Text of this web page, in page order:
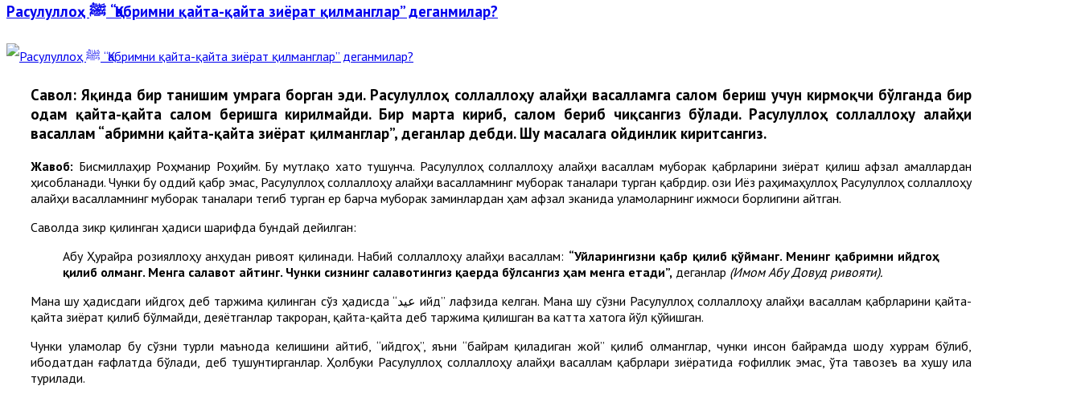
Расулуллоҳ ﷺ “Қабримни қайта-қайта зиёрат қилманглар” деганмилар?
Cавол: Яқинда бир танишим умрага борган эди. Расулуллоҳ соллаллоҳу алайҳи васалламга салом бериш учун кирмоқчи бўлганда бир
одам қайта-қайта салом беришга кирилмайди. Бир марта кириб, салом бериб чиқсангиз бўлади. Расулуллоҳ соллаллоҳу алайҳи
васаллам “Қабримни қайта-қайта зиёрат қилманглар”, деганлар дебди. Шу масалага ойдинлик киритсангиз.
Жавоб: Бисмиллаҳир Роҳманир Роҳийм. Бу мутлақо хато тушунча. Расулуллоҳ соллаллоҳу алайҳи васаллам муборак қабрларини зиёрат қилиш афзал амаллардан
ҳисобланади. Чунки бу оддий қабр эмас, Расулуллоҳ соллаллоҳу алайҳи васалламнинг муборак таналари турган қабрдир. Қози Иёз раҳимаҳуллоҳ Расулуллоҳ соллаллоҳу
алайҳи васалламнинг муборак таналари тегиб турган ер барча муборак заминлардан ҳам афзал эканида уламоларнинг ижмоси борлигини айтган.
Саволда зикр қилинган ҳадиси шарифда бундай дейилган:
Абу Ҳурайра розияллоҳу анҳудан ривоят қилинади. Набий соллаллоҳу алайҳи васаллам: “Уйларингизни қабр қилиб қўйманг. Менинг қабримни ийдгоҳ
қилиб олманг. Менга салавот айтинг. Чунки сизнинг салавотингиз қаерда бўлсангиз ҳам менга етади”, деганлар (Имом Абу Довуд ривояти).
Мана шу ҳадисдаги ийдгоҳ деб таржима қилинган сўз ҳадисда “عيد ийд” лафзида келган. Мана шу сўзни Расулуллоҳ соллаллоҳу алайҳи васаллам қабрларини қайта-
қайта зиёрат қилиб бўлмайди, деяётганлар такроран, қайта-қайта деб таржима қилишган ва катта хатога йўл қўйишган.
Чунки уламолар бу сўзни турли маънода келишини айтиб, “ийдгоҳ”, яъни “байрам қиладиган жой” қилиб олманглар, чунки инсон байрамда шоду хуррам бўлиб,
ибодатдан ғафлатда бўлади, деб тушунтирганлар. Ҳолбуки Расулуллоҳ соллаллоҳу алайҳи васаллам қабрлари зиёратида ғофиллик эмас, ўта тавозеъ ва хушу ила
турилади.